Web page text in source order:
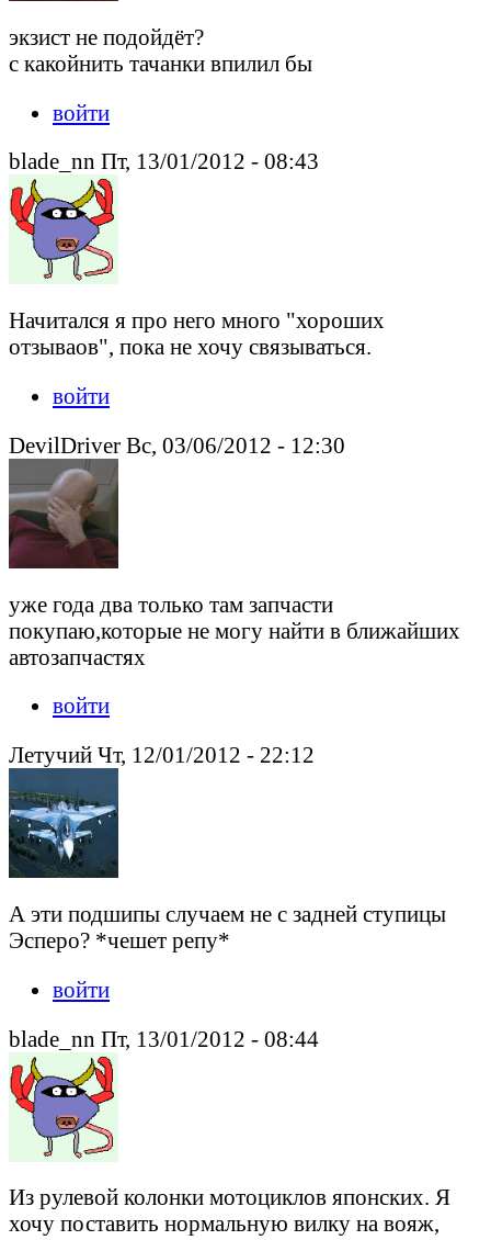
экзист не подойдёт?
с какойнить тачанки впилил бы
войти
blade_nn Пт, 13/01/2012 - 08:43
Начитался я про него много "хороших
отзываов", пока не хочу связываться.
войти
DevilDriver Вс, 03/06/2012 - 12:30
уже года два только там запчасти
покупаю,которые не могу найти в ближайших
автозапчастях
войти
Летучий Чт, 12/01/2012 - 22:12
А эти подшипы случаем не с задней ступицы
Эсперо? *чешет репу*
войти
blade_nn Пт, 13/01/2012 - 08:44
Из рулевой колонки мотоциклов японских. Я
хочу поставить нормальную вилку на вояж,